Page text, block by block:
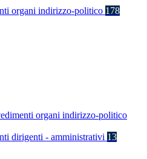
organi indirizzo-politico 178
organi indirizzo-politico
dirigenti - amministrativi 13